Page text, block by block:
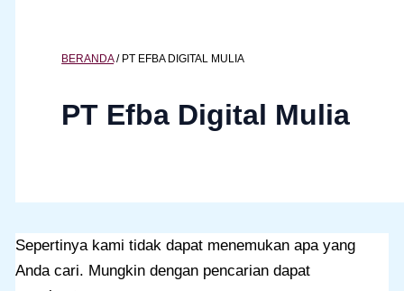
BERANDA/ PT EFBA DIGITAL MULIA
PT Efba Digital Mulia
Sepertinya kami tidak dapat menemukan apa yang
Anda cari. Mungkin dengan pencarian dapat